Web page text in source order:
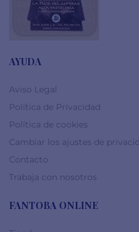
AYUDA
Aviso Legal
Política de Privacidad
Política de cookies
Cambiar los ajustes de
Contacto
Trabaja con nosotros
FANTOBA ONLINE